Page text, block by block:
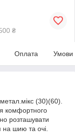
₴
Оплата Умови
(30)(60).
комфортного
розташувати
шию та очі.